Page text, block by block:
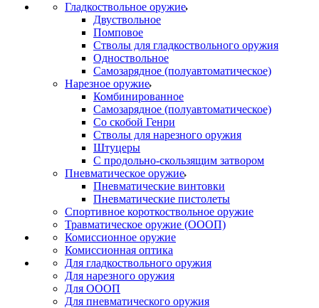
Гладкоствольное оружие
Двуствольное
Помповое
Стволы для гладкоствольного оружия
Одноствольное
Самозарядное (полуавтоматическое)
Нарезное оружие
Комбинированное
Самозарядное (полуавтоматическое)
Со скобой Генри
Стволы для нарезного оружия
Штуцеры
С продольно-скользящим затвором
Пневматическое оружие
Пневматические винтовки
Пневматические пистолеты
Спортивное короткоствольное оружие
Травматическое оружие (ОООП)
Комиссионное оружие
Комиссионная оптика
Для гладкоствольного оружия
Для нарезного оружия
Для ОООП
Для пневматического оружия